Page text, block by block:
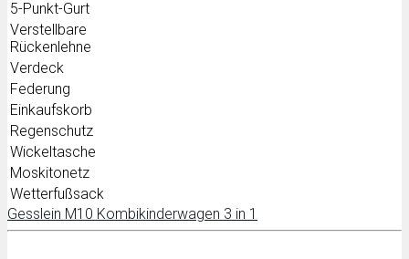
5-Punkt-Gurt
Verstellbare
Rückenlehne
Verdeck
Federung
Einkaufskorb
Regenschutz
Wickeltasche
Moskitonetz
Wetterfußsack
Gesslein M10 Kombikinderwagen 3 in 1